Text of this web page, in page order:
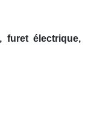
furet électrique,